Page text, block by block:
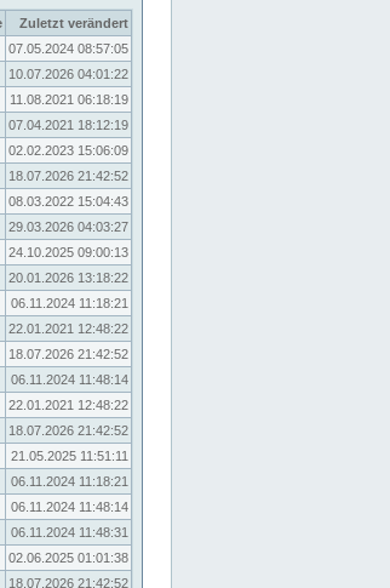
Zuletzt verändert
07.05.2024 08:57:05
10.07.2026 04:01:22
11.08.2021 06:18:19
07.04.2021 18:12:19
02.02.2023 15:06:09
18.07.2026 21:42:52
08.03.2022 15:04:43
29.03.2026 04:03:27
24.10.2025 09:00:13
20.01.2026 13:18:22
06.11.2024 11:18:21
22.01.2021 12:48:22
18.07.2026 21:42:52
06.11.2024 11:48:14
22.01.2021 12:48:22
18.07.2026 21:42:52
21.05.2025 11:51:11
06.11.2024 11:18:21
06.11.2024 11:48:14
06.11.2024 11:48:31
02.06.2025 01:01:38
18.07.2026 21:42:52